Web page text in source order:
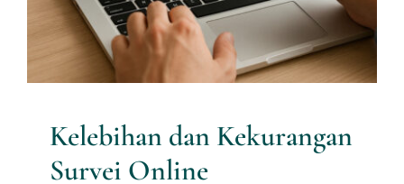
Kelebihan dan Kekurangan
Survei Online